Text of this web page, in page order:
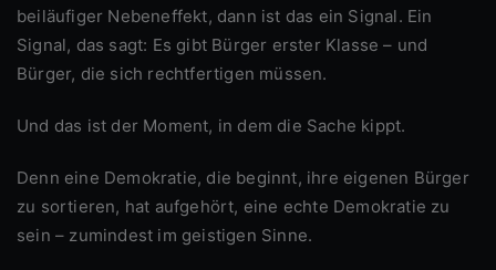
beiläufiger Nebeneffekt, dann ist das ein Signal. Ein
Signal, das sagt: Es gibt Bürger erster Klasse – und
Bürger, die sich rechtfertigen müssen.
Und das ist der Moment, in dem die Sache kippt.
Denn eine Demokratie, die beginnt, ihre eigenen Bürger
zu sortieren, hat aufgehört, eine echte Demokratie zu
sein – zumindest im geistigen Sinne.